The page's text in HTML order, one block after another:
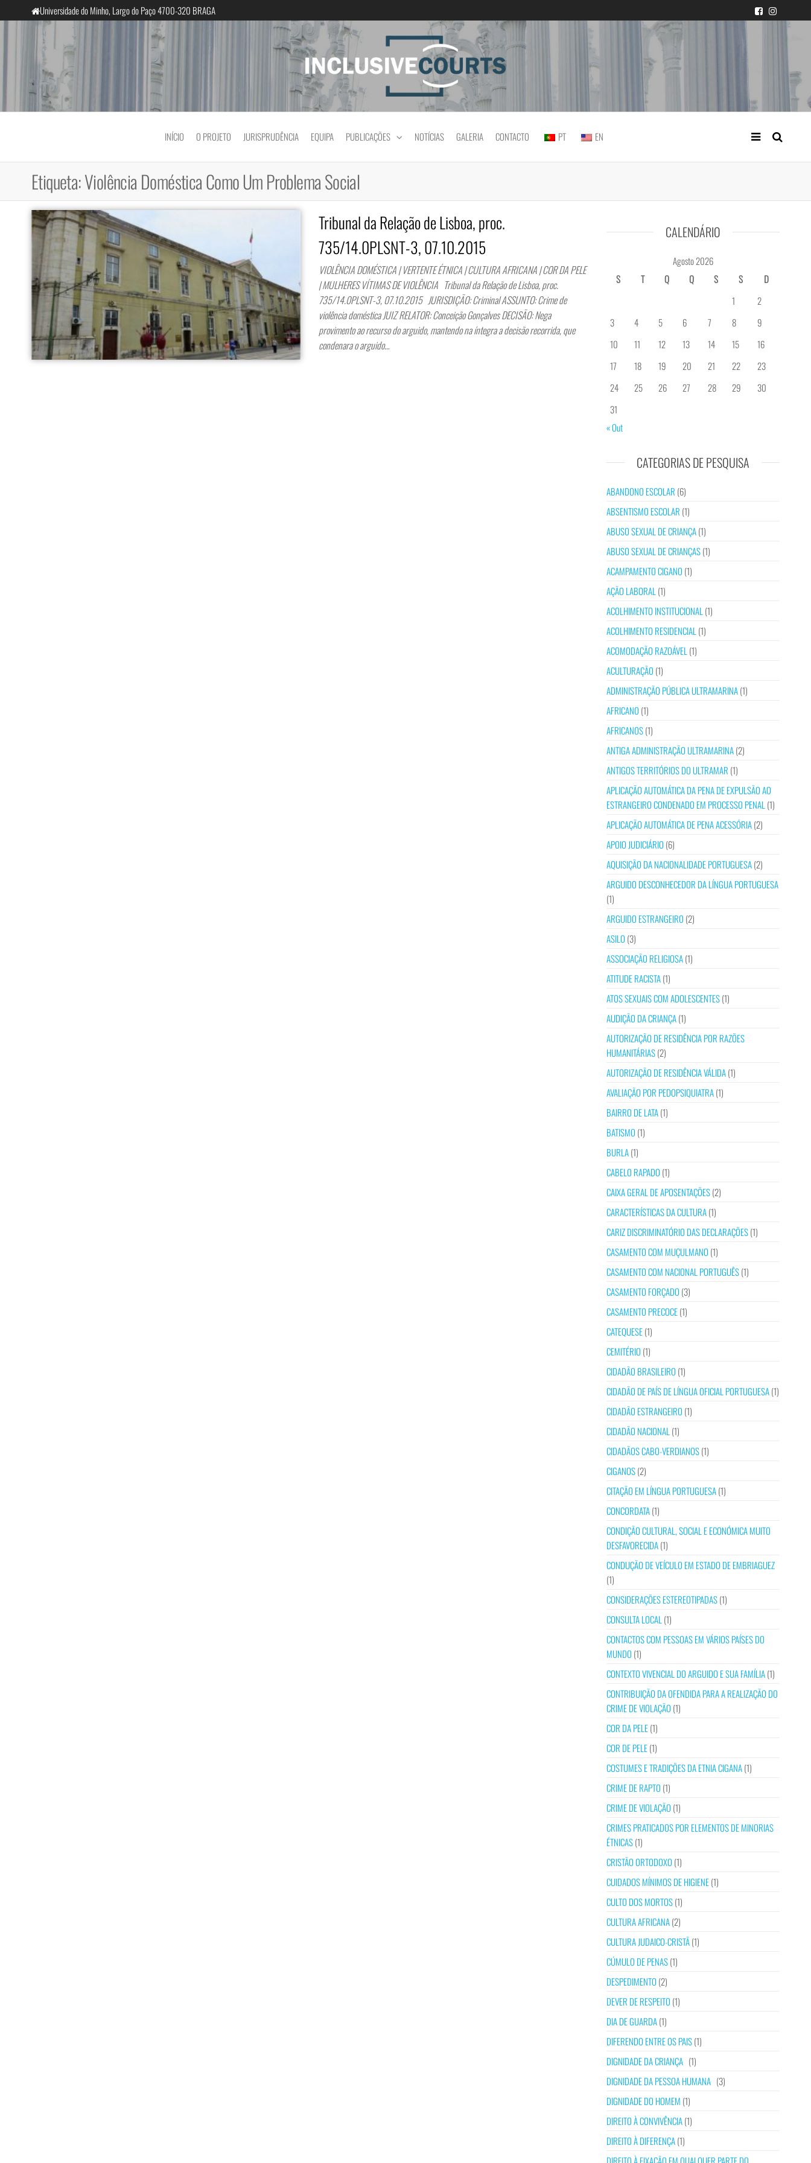
para
Universidade do Minho, Largo do Paço 4700-320 BRAGA
InclusiveCourts Igualdade e diferença cultural na prática judicial portuguesa
INÍCIO O PROJETO JURISPRUDÊNCIA EQUIPA PUBLICAÇÕES NOTÍCIAS GALERIA CONTACTO PT EN
Etiqueta:Violência Doméstica Como Um Problema Social
Tribunal da Relação de Lisboa, proc.
735/14.0PLSNT-3, 07.10.2015
VIOLÊNCIA DOMÉSTICA | VERTENTE ÉTNICA | CULTURA AFRICANA | COR DA PELE
| MULHERES VÍTIMAS DE VIOLÊNCIA Tribunal da Relação de Lisboa, proc.
735/14.0PLSNT-3, 07.10.2015 JURISDIÇÃO: Criminal ASSUNTO: Crime de
violência doméstica JUIZ RELATOR: Conceição Gonçalves DECISÃO: Nega
provimento ao recurso do arguido, mantendo na íntegra a decisão recorrida, que
condenara o arguido…
CALENDÁRIO
Agosto 2026
S
T Q Q S S
D
1
2
3
4 5 6 7 8
9
10
11 12 13 14 15
16
17
18 19 20 21 22
23
24
25 26 27 28 29
30
31
« Out
CATEGORIAS DE PESQUISA
ABANDONO ESCOLAR (6)
ABSENTISMO ESCOLAR (1)
ABUSO SEXUAL DE CRIANÇA(1)
ABUSO SEXUAL DE CRIANÇAS(1)
ACAMPAMENTO CIGANO (1)
AÇÃO LABORAL (1)
ACOLHIMENTO INSTITUCIONAL (1)
ACOLHIMENTO RESIDENCIAL (1)
ACOMODAÇÃO RAZOÁVEL (1)
ACULTURAÇÃO (1)
ADMINISTRAÇÃO PÚBLICA ULTRAMARINA(1)
AFRICANO (1)
AFRICANOS(1)
ANTIGA ADMINISTRAÇÃO ULTRAMARINA(2)
ANTIGOS TERRITÓRIOS DO ULTRAMAR (1)
APLICAÇÃO AUTOMÁTICA DA PENA DE EXPULSÃO AO
ESTRANGEIRO CONDENADO EM PROCESSO PENAL (1)
APLICAÇÃO AUTOMÁTICA DE PENA ACESSÓRIA(2)
APOIO JUDICIÁRIO (6)
AQUISIÇÃO DA NACIONALIDADE PORTUGUESA(2)
ARGUIDO DESCONHECEDOR DA LÍNGUA PORTUGUESA
(1)
ARGUIDO ESTRANGEIRO (2)
ASILO (3)
ASSOCIAÇÃO RELIGIOSA(1)
ATITUDE RACISTA(1)
ATOS SEXUAIS COM ADOLESCENTES(1)
AUDIÇÃO DA CRIANÇA(1)
AUTORIZAÇÃO DE RESIDÊNCIA POR RAZÕES
HUMANITÁRIAS(2)
AUTORIZAÇÃO DE RESIDÊNCIA VÁLIDA(1)
AVALIAÇÃO POR PEDOPSIQUIATRA(1)
BAIRRO DE LATA(1)
BATISMO (1)
BURLA(1)
CABELO RAPADO (1)
CAIXA GERAL DE APOSENTAÇÕES(2)
CARACTERÍSTICAS DA CULTURA(1)
CARIZ DISCRIMINATÓRIO DAS DECLARAÇÕES(1)
CASAMENTO COM MUÇULMANO (1)
CASAMENTO COM NACIONAL PORTUGUÊS(1)
CASAMENTO FORÇADO (3)
CASAMENTO PRECOCE(1)
CATEQUESE(1)
CEMITÉRIO (1)
CIDADÃO BRASILEIRO (1)
CIDADÃO DE PAÍS DE LÍNGUA OFICIAL PORTUGUESA(1)
CIDADÃO ESTRANGEIRO (1)
CIDADÃO NACIONAL (1)
CIDADÃOS CABO-VERDIANOS(1)
CIGANOS(2)
CITAÇÃO EM LÍNGUA PORTUGUESA(1)
CONCORDATA(1)
CONDIÇÃO CULTURAL, SOCIAL E ECONÓMICA MUITO
DESFAVORECIDA(1)
CONDUÇÃO DE VEÍCULO EM ESTADO DE EMBRIAGUEZ
(1)
CONSIDERAÇÕES ESTEREOTIPADAS(1)
CONSULTA LOCAL (1)
CONTACTOS COM PESSOAS EM VÁRIOS PAÍSES DO
MUNDO (1)
CONTEXTO VIVENCIAL DO ARGUIDO E SUA FAMÍLIA(1)
CONTRIBUIÇÃO DA OFENDIDA PARA A REALIZAÇÃO DO
CRIME DE VIOLAÇÃO (1)
COR DA PELE(1)
COR DE PELE(1)
COSTUMES E TRADIÇÕES DA ETNIA CIGANA(1)
CRIME DE RAPTO (1)
CRIME DE VIOLAÇÃO (1)
CRIMES PRATICADOS POR ELEMENTOS DE MINORIAS
ÉTNICAS(1)
CRISTÃO ORTODOXO (1)
CUIDADOS MÍNIMOS DE HIGIENE(1)
CULTO DOS MORTOS(1)
CULTURA AFRICANA(2)
CULTURA JUDAICO-CRISTÃ(1)
CÚMULO DE PENAS(1)
DESPEDIMENTO (2)
DEVER DE RESPEITO (1)
DIA DE GUARDA(1)
DIFERENDO ENTRE OS PAIS(1)
DIGNIDADE DA CRIANÇA (1)
DIGNIDADE DA PESSOA HUMANA (3)
DIGNIDADE DO HOMEM (1)
DIREITO À CONVIVÊNCIA(1)
DIREITO À DIFERENÇA(1)